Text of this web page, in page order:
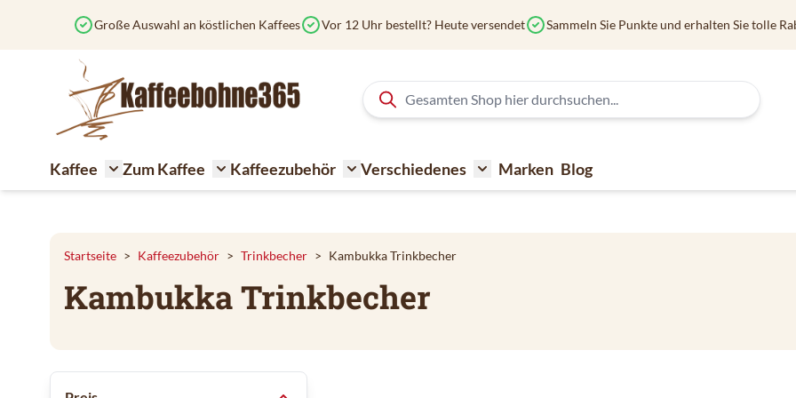
Große Auswahl an köstlichen Kaffees Vor 12 Uhr bestellt? Heute versendet Sammeln Sie Punkte und erhalten Sie tolle
Kaffee
Toggle submenu for Kaffee
Zum Kaffee
Toggle submenu for Zum Kaffee
Kaffeezubehör
Toggle submenu for Kaffeezubehör
Verschiedenes
Toggle submenu for Verschiedenes
Marken Blog
Startseite > Kaffeezubehör > Trinkbecher > Kambukka Trinkbecher
Kambukka Trinkbecher